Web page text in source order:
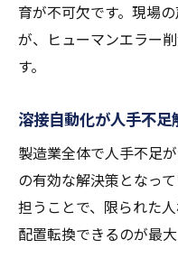
育が不可欠です。現場
が、ヒューマンエラー
す。
溶接自動化が人手不
製造業全体で人手不足
の有効な解決策となっ
担うことで、限られた
配置転換できるのが最大